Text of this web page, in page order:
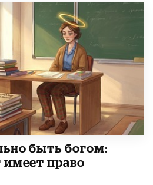
быть богом:
имеет право